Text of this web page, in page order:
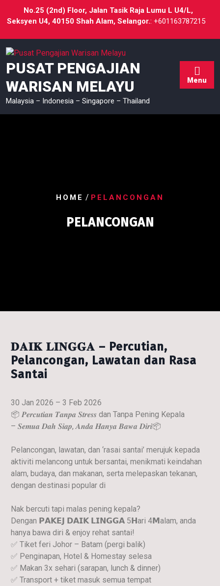
No.25 (2nd) Floor, Jalan Tasik Raja Lumu L U4/L,
Seksyen U4, 40150 Shah Alam, Selangor.: +601163787215
PUSAT PENGAJIAN
WARISAN MELAYU
Malaysia – Indonesia – Singapore – Thailand
Menu
HOME / PELANCONGAN
PELANCONGAN
𝐃𝐀𝐈𝐊 𝐋𝐈𝐍𝐆𝐆𝐀 – Percutian,
Pelancongan, Lawatan dan Rasa
Santai
30 Jan 2026 – 3 Feb 2026
📦 𝑷𝒆𝒓𝒄𝒖𝒕𝒊𝒂𝒏 𝑻𝒂𝒏𝒑𝒂 𝑺𝒕𝒓𝒆𝒔𝒔 dan Tanpa Pening Kepala
– 𝑺𝒆𝒎𝒖𝒂 𝑫𝒂𝒉 𝑺𝒊𝒂𝒑, 𝑨𝒏𝒅𝒂 𝑯𝒂𝒏𝒚𝒂 𝑩𝒂𝒘𝒂 𝑫𝒊𝒓𝒊📦
Pelancongan, lawatan, dan ‘rasai santai’ merujuk kepada
aktiviti melancong untuk bersantai, menikmati keindahan
alam, budaya, dan makanan, serta melepaskan tekanan,
dengan destinasi popular di
Nak bercuti tapi malas pening kepala?
Dengan 𝗣𝗔𝗞𝗘𝗝 𝗗𝗔𝗜𝗞 𝗟𝗜𝗡𝗚𝗚𝗔 5𝗛ari 4𝗠alam, anda
hanya bawa diri & enjoy rehat santai!
✅ Tiket feri Johor – Batam (pergi balik)
✅ Penginapan, Hotel & Homestay selesa
✅ Makan 3x sehari (sarapan, lunch & dinner)
✅ Transport + tiket masuk semua tempat